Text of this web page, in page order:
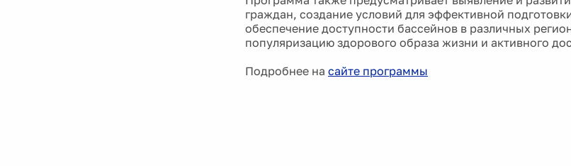
граждан, создание условий для эффективной
обеспечение доступности бассейнов в различных
популяризацию здорового образа жизни и активного
Подробнее на сайте программы